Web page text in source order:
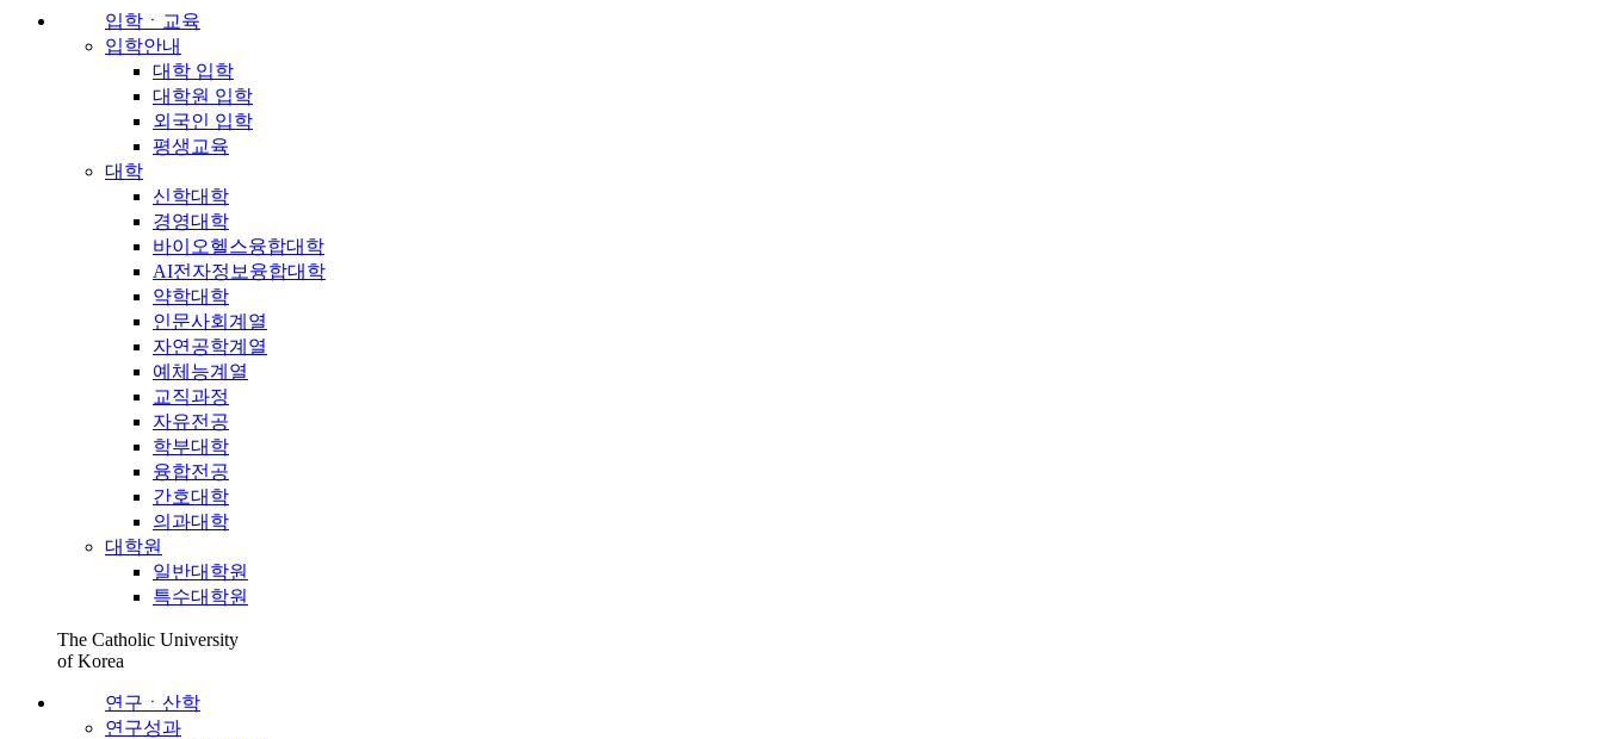
입학ㆍ교육
입학안내
대학 입학
대학원 입학
외국인 입학
평생교육
대학
신학대학
경영대학
바이오헬스융합대학
AI전자정보융합대학
약학대학
인문사회계열
자연공학계열
예체능계열
교직과정
자유전공
학부대학
융합전공
간호대학
의과대학
대학원
일반대학원
특수대학원
The Catholic University
of Korea
연구ㆍ산학
연구성과